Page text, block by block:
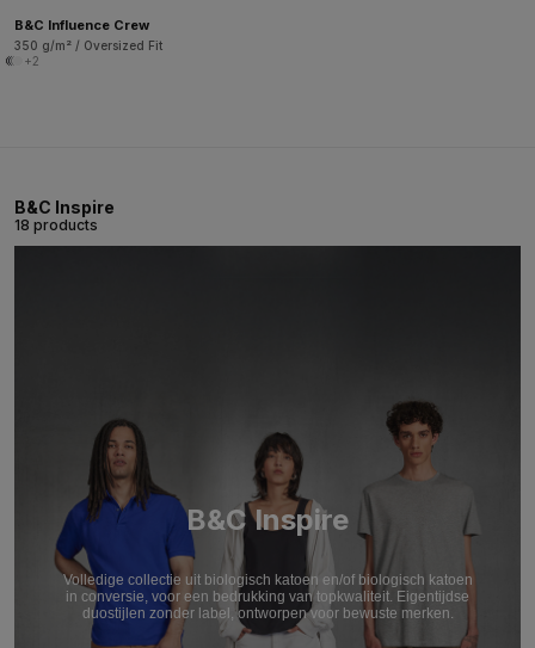
B&C Influence Crew
350 g/m² / Oversized Fit
+2
B&C Inspire
18 products
B&C Inspire
Volledige collectie uit biologisch katoen en/of biologisch katoen
in conversie, voor een bedrukking van topkwaliteit. Eigentijdse
duostijlen zonder label, ontworpen voor bewuste merken.